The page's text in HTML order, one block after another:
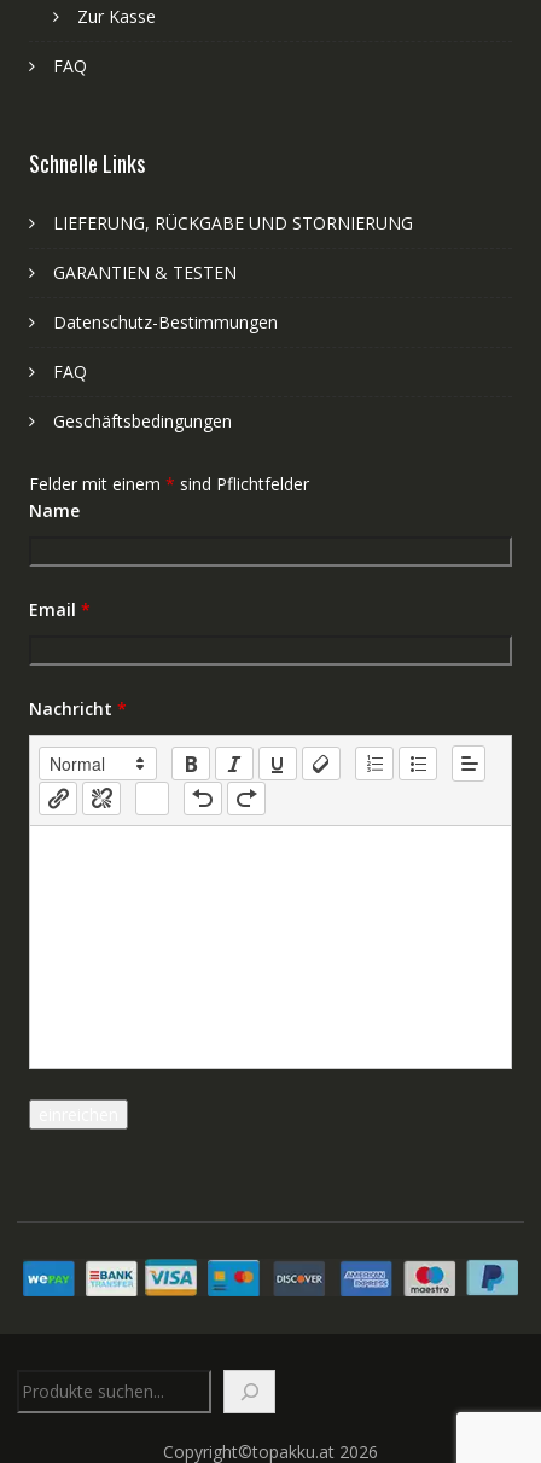
Zur Kasse
FAQ
Schnelle Links
LIEFERUNG, RÜCKGABE UND STORNIERUNG
GARANTIEN & TESTEN
Datenschutz-Bestimmungen
FAQ
Geschäftsbedingungen
Felder mit einem * sind Pflichtfelder
Name
Email *
Nachricht *
Copyright©topakku.at 2026